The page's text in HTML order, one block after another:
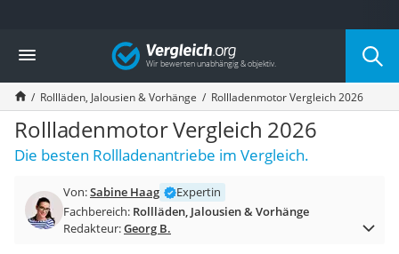
Die beliebtesten Vergleiche nach Kategorie
Wohnen
Matratzen-Topper
Matratzen
Konferenzlautsprecher
Tageslichtlampe
Badlüfter
Bürohocker
Außenleuchte mit Kamera
Vergleich
Rollläden, Jalousien & Vorhänge Rollladenmotor Vergleich 2026
Rollladenmotor Vergleich 2026
Die besten Rollladenantriebe im Vergleich.
Von:Sabine Haag
Expertin
Fachbereich: Rollläden, Jalousien & Vorhänge
Redakteur:Georg B.